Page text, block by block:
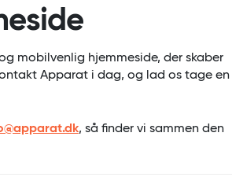
mobilvenlig hjemmeside, der skaber
Apparat i dag, og lad os tage en
, så finder vi sammen den